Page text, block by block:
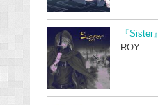
『Sister』
ROY